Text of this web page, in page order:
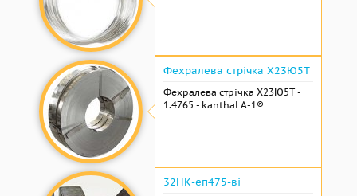
Фехралева стрічка Х23Ю5Т
Фехралева стрічка Х23Ю5Т -
1.4765 - kanthal A-1®
32НК-еп475-ві